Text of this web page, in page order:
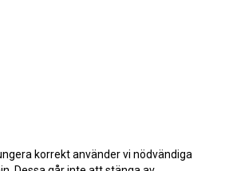
korrekt använder vi nödvändiga